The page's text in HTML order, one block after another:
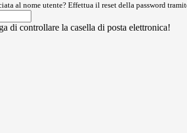
al nome utente? Effettua il reset della password
di controllare la casella di posta elettronica!